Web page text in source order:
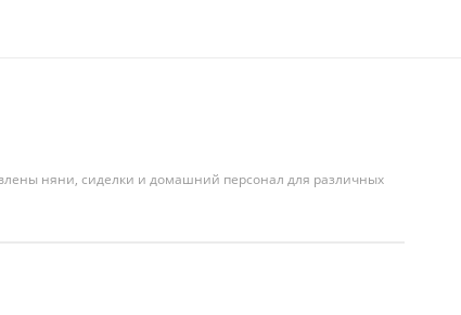
няни, сиделки и домашний персонал для различных